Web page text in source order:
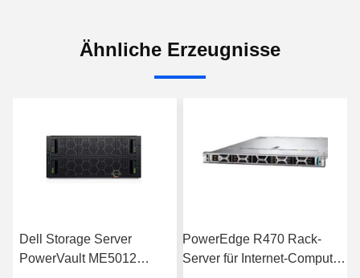
Ähnliche Erzeugnisse
PowerEdge R470 Rack-
Server für Internet-Computer-
PowerEdge R660
Datenspeicher mit Intel